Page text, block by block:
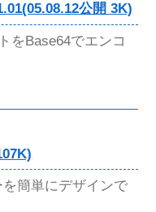
公開 3K)
をBase64でエンコ
簡単にデザインで